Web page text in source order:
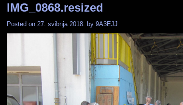
IMG_0868.resized
Posted on 27. svibnja 2018. by 9A3EJJ